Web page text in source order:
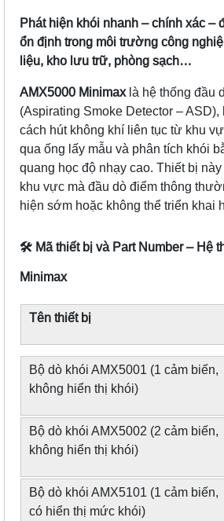
Phát hiện khói nhanh – chính xác –
ổn định trong môi trường công
liệu, kho lưu trữ, phòng sạch…
AMX5000 Minimaxlà hệ thống đầu
(Aspirating Smoke Detector – ASD),
cách hút không khí liên tục từ khu
qua ống lấy mẫu và phân tích khói
quang học độ nhạy cao. Thiết bị
khu vực mà đầu dò điểm thông
hiện sớm hoặc không thể triển khai
🛠 Mã thiết bị và Part Number – Hệ
Minimax
Tên thiết bị
Bộ dò khói AMX5001 (1 cảm biến,
không hiển thị khói)
Bộ dò khói AMX5002 (2 cảm biến,
không hiển thị khói)
Bộ dò khói AMX5101 (1 cảm biến,
có hiển thị mức khói)